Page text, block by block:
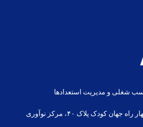
شغلی و مدیریت استعدادها
کودک پلاک ۴۰، مرکز نوآوری